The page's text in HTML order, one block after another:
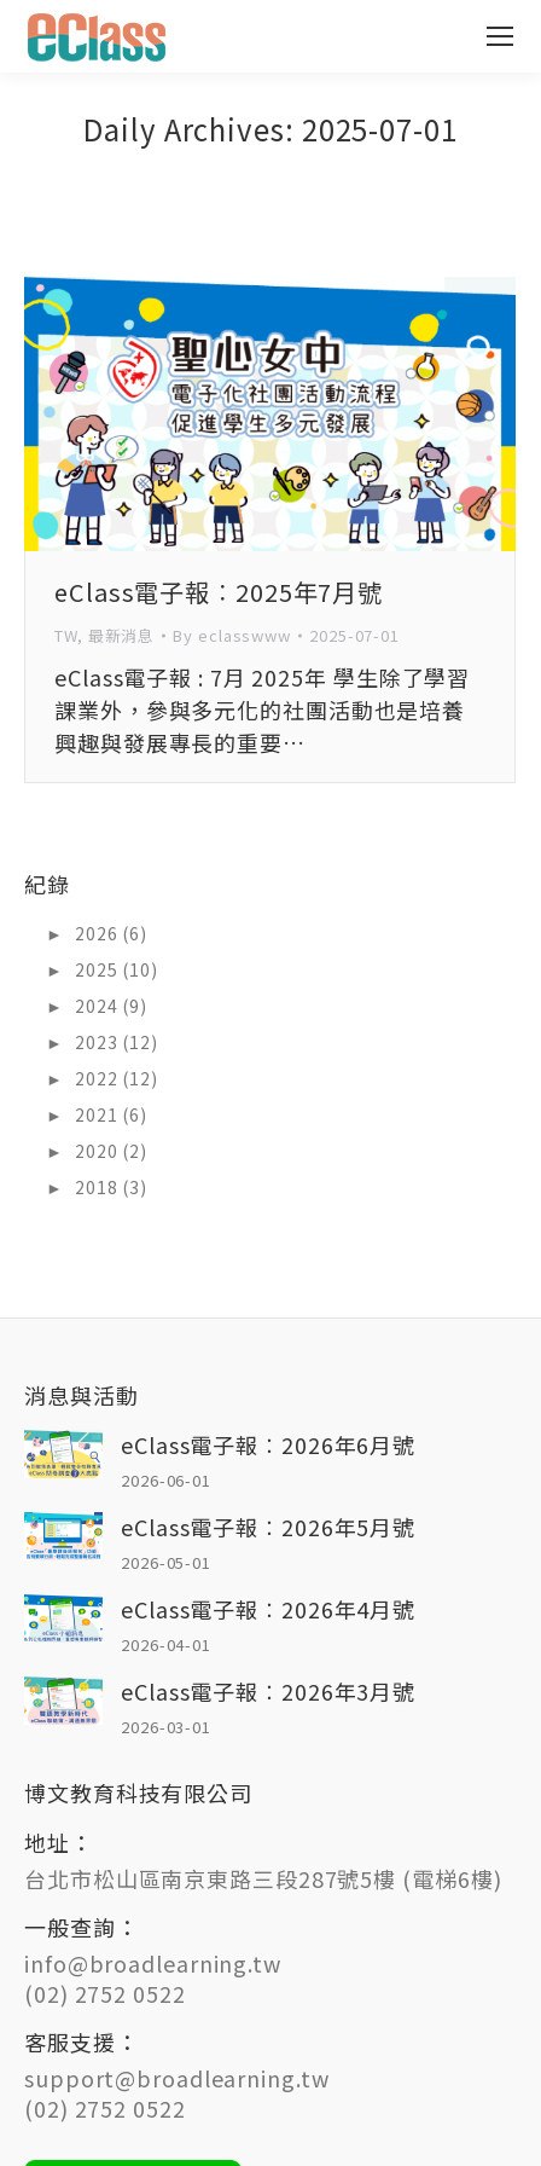
Daily Archives: 2025-07-01
eClass電子報︰2025年7月號
TW, 最新消息 By eclasswww 2025-07-01
eClass電子報 : 7月 2025年 學生除了學習
課業外，參與多元化的社團活動也是培養
興趣與發展專長的重要…
紀錄
►
2026 (6)
►
2025 (10)
►
2024 (9)
►
2023 (12)
►
2022 (12)
►
2021 (6)
►
2020 (2)
►
2018 (3)
消息與活動
eClass電子報︰2026年6月號
2026-06-01
eClass電子報︰2026年5月號
2026-05-01
eClass電子報︰2026年4月號
2026-04-01
eClass電子報︰2026年3月號
2026-03-01
博文教育科技有限公司
地址：
台北市松山區南京東路三段287號5樓 (電梯6樓)
一般查詢：
info@broadlearning.tw
(02) 2752 0522
客服支援：
support@broadlearning.tw
(02) 2752 0522